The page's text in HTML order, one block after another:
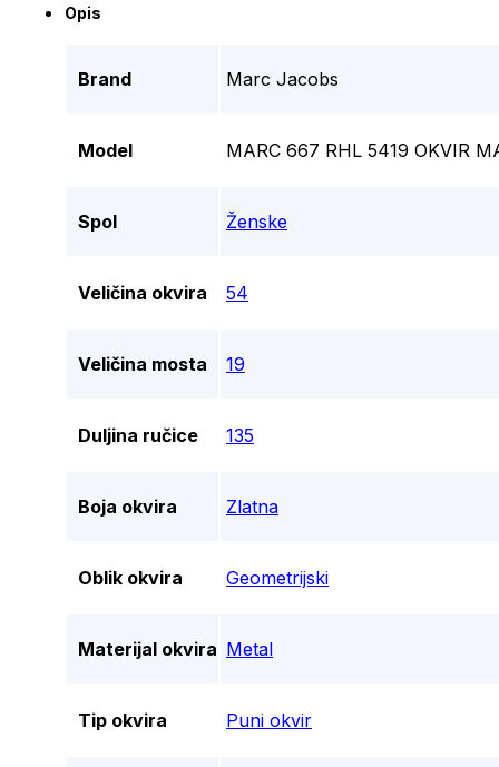
Opis
Brand Marc Jacobs
Model MARC 667 RHL 5419 OKVIR
Spol Ženske
Veličina okvira 54
Veličina mosta 19
Duljina ručice 135
Boja okvira Zlatna
Oblik okvira Geometrijski
Materijal okvira Metal
Tip okvira Puni okvir